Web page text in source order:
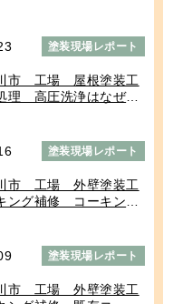
塗装現場レポート
市 工場 屋根塗装工
高圧洗浄はなぜ必
塗装現場レポート
市 工場 外壁塗装工
グ補修 コーキング
塗装現場レポート
市 工場 外壁塗装工